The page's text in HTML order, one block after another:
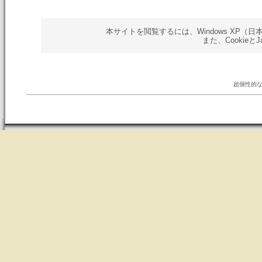
本サイトを閲覧するには、Windows XP（日
また、Cookieと
超個性的